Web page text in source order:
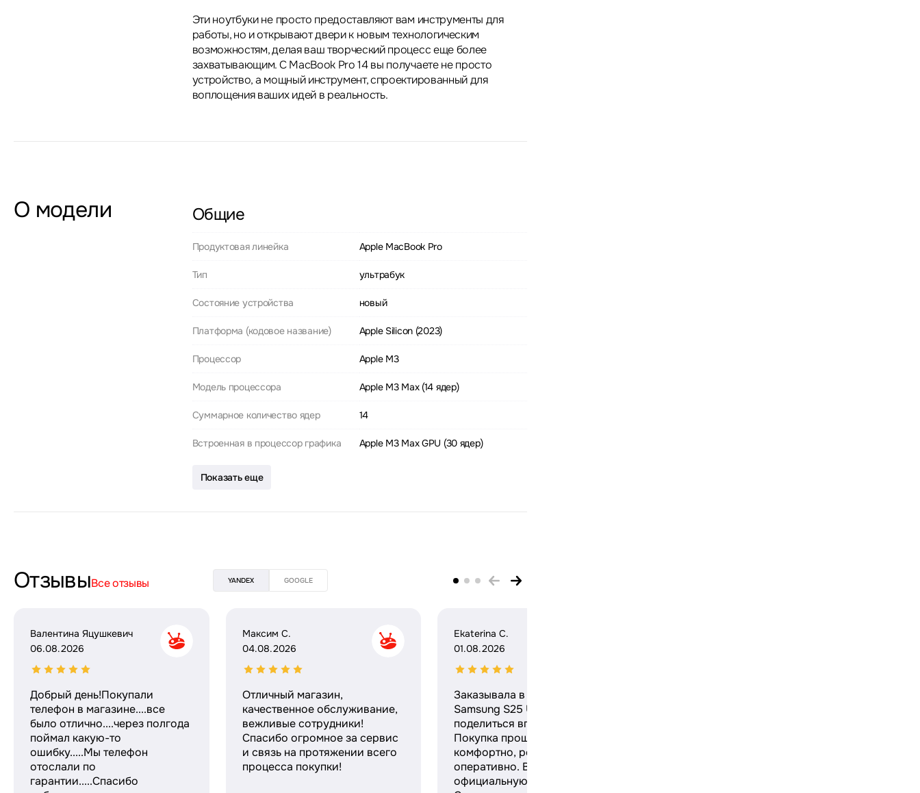
Эти ноутбуки не просто предоставляют вам инструменты для
работы, но и открывают двери к новым технологическим
возможностям, делая ваш творческий процесс еще более
захватывающим. С MacBook Pro 14 вы получаете не просто
устройство, а мощный инструмент, спроектированный для
воплощения ваших идей в реальность.
О модели Общие
Продуктовая линейка Apple MacBook Pro
Тип ультрабук
Состояние устройства новый
Платформа (кодовое название) Apple Silicon (2023)
Процессор Apple M3
Модель процессора Apple M3 Max (14 ядер)
Суммарное количество ядер 14
Встроенная в процессор графика Apple M3 Max GPU (30 ядер)
Показать еще
ОтзывыВсе отзывы YANDEX GOOGLE
Валентина Яцушкевич
06.08.2026
Добрый день!Покупали
телефон в магазине....все
было отлично....через полгода
поймал какую-то
ошибку.....Мы телефон
отослали по
гарантии.....Спасибо
Максим С.
04.08.2026
Отличный магазин,
качественное обслуживание,
вежливые сотрудники!
Спасибо огромное за сервис
и связь на протяжении всего
процесса покупки!
Ekaterina C.
01.08.2026
Заказывала в этом магазине
Samsung S25 Ultra и хочу
поделиться впечатлениями.
Покупка прошла максимально
комфортно, ребята работают
оперативно. Выдали
официальную гарантию и чек.